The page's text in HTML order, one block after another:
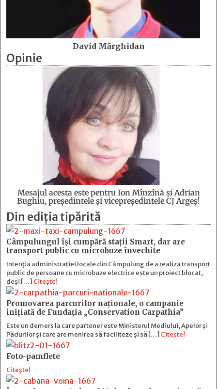
David Mărghidan
Opinie
Mesajul acesta este pentru Ion Mînzînă şi Adrian
Bughiu, preşedintele şi vicepreşedintele CJ Argeş!
Din ediția tipărită
Câmpulungul îşi cumpără staţii Smart, dar are
transport public cu microbuze învechite
Intenția administrației locale din Câmpulung de a realiza transport
public de persoane cu microbuze electrice este un proiect blocat,
deși […] Citește!
Promovarea parcurilor naționale, o campanie
inițiată de Fundația „Conservation Carpathia”
Este un demers la care partener este Ministerul Mediului, Apelor și
Pădurilor și care are menirea să faciliteze și să […] Citește!
Foto-pamflete
Citește!